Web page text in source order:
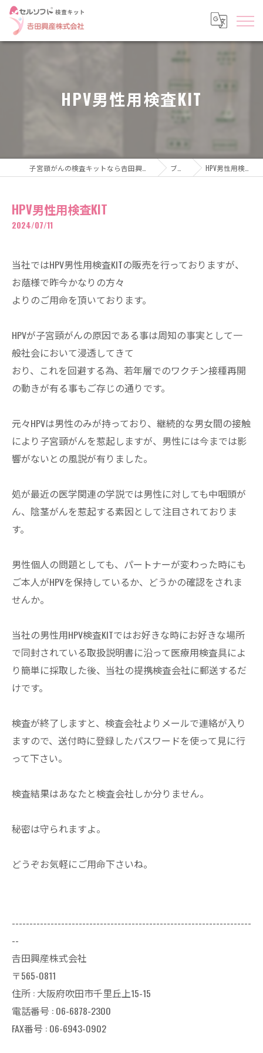
HPV男性用検査KIT
ブログ HPV男性用検査KIT
HPV男性用検査KIT
2024/07/11
当社ではHPV男性用検査KITの販売を行っておりますが、
お蔭様で昨今かなりの方々
よりのご用命を頂いております。
HPVが子宮頸がんの原因である事は周知の事実として一
般社会において浸透してきて
おり、これを回避する為、若年層でのワクチン接種再開
の動きが有る事もご存じの通りです。
元々HPVは男性のみが持っており、継続的な男女間の接触
により子宮頸がんを惹起しますが、男性には今までは影
響がないとの風説が有りました。
処が最近の医学関連の学説では男性に対しても中咽頭が
ん、陰茎がんを惹起する素因として注目されておりま
す。
男性個人の問題としても、パートナーが変わった時にも
ご本人がHPVを保持しているか、どうかの確認をされま
せんか。
当社の男性用HPV検査KITではお好きな時にお好きな場所
で同封されている取扱説明書に沿って医療用検査具によ
り簡単に採取した後、当社の提携検査会社に郵送するだ
けです。
検査が終了しますと、検査会社よりメールで連絡が入り
ますので、送付時に登録したパスワードを使って見に行
って下さい。
検査結果はあなたと検査会社しか分りません。
秘密は守られますよ。
どうぞお気軽にご用命下さいね。
--------------------------------------------------------------------
--
𠮷田興産株式会社
〒565-0811
住所 : 大阪府吹田市千里丘上15-15
電話番号 : 06-6878-2300
FAX番号 : 06-6943-0902